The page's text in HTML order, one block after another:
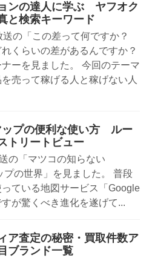
ンの達人に学ぶ ヤフオク
と検索キーワード
送の「この差って何ですか？
くらいの差があるんですか？
ナーを見ました。 今回のテーマ
売って稼げる人と稼げない人
プの便利な使い方 ルー
トリートビュー
の「マツコの知らない
プの世界」を見ました。 普段
ている地図サービス「Google
が驚くべき進化を遂げて...
ア査定の秘密・買取件数ア
ブランド一覧